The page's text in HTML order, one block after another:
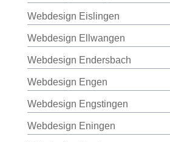
Webdesign Eislingen
Webdesign Ellwangen
Webdesign Endersbach
Webdesign Engen
Webdesign Engstingen
Webdesign Eningen